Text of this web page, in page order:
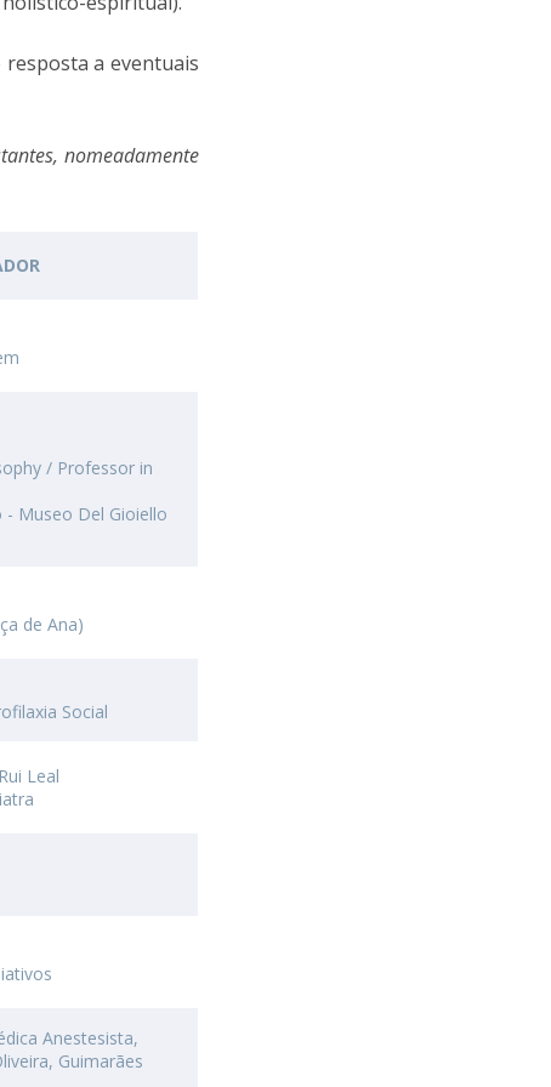
to arrive
resposta a eventuais
nomeadamente
/ Professor in
Museo Del Gioiello
de Ana)
Social
Leal
Anestesista,
Guimarães